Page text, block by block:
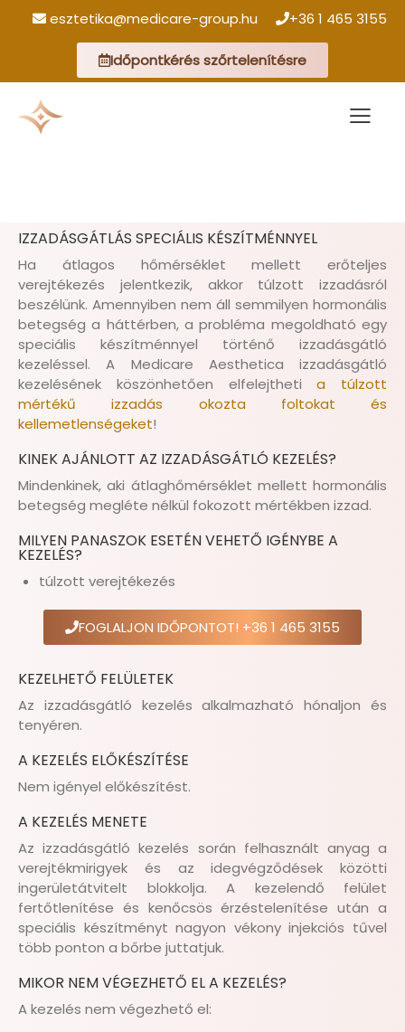
esztetika@medicare-group.hu +36 1 465 3155
Időpontkérés szőrtelenítésre
IZZADÁSGÁTLÁS SPECIÁLIS KÉSZÍTMÉNNYEL
Ha átlagos hőmérséklet mellett erőteljes
verejtékezés jelentkezik, akkor túlzott izzadásról
beszélünk. Amennyiben nem áll semmilyen hormonális
betegség a háttérben, a probléma megoldható egy
speciális készítménnyel történő izzadásgátló
kezeléssel. A Medicare Aesthetica izzadásgátló
kezelésének köszönhetően elfelejthetia túlzott
mértékű izzadás okozta foltokat és
kellemetlenségeket!
KINEK AJÁNLOTT AZ IZZADÁSGÁTLÓ KEZELÉS?
Mindenkinek, aki átlaghőmérséklet mellett hormonális
betegség megléte nélkül fokozott mértékben izzad.
MILYEN PANASZOK ESETÉN VEHETŐ IGÉNYBE A
KEZELÉS?
túlzott verejtékezés
FOGLALJON IDŐPONTOT! +36 1 465 3155
KEZELHETŐ FELÜLETEK
Az izzadásgátló kezelés alkalmazható hónaljon és
tenyéren.
A KEZELÉS ELŐKÉSZÍTÉSE
Nem igényel előkészítést.
A KEZELÉS MENETE
Az izzadásgátló kezelés során felhasznált anyag a
verejtékmirigyek és az idegvégződések közötti
ingerületátvitelt blokkolja. A kezelendő felület
fertőtlenítése és kenőcsös érzéstelenítése után a
speciális készítményt nagyon vékony injekciós tűvel
több ponton a bőrbe juttatjuk.
MIKOR NEM VÉGEZHETŐ EL A KEZELÉS?
A kezelés nem végezhető el: